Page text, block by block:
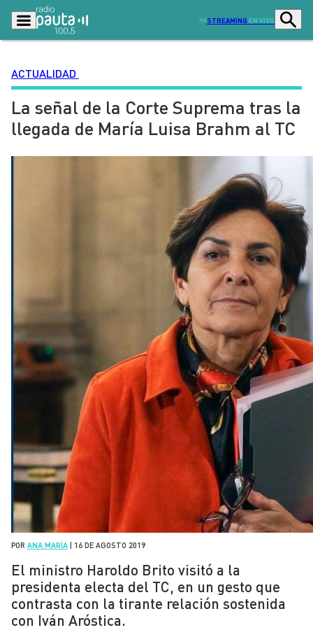
STREAMING EN VIVO
Podcasts Programas
Lo Último Actualidad
Ciudad Economía
Sostenibilidad
Deportes
Opinión
Señal 2
ACTUALIDAD
La señal de la Corte Suprema tras la
llegada de María Luisa Brahm al TC
POR ANA MARÍA 16 DE AGOSTO 2019
El ministro Haroldo Brito visitó a la
presidenta electa del TC, en un gesto que
contrasta con la tirante relación sostenida
con Iván Aróstica.